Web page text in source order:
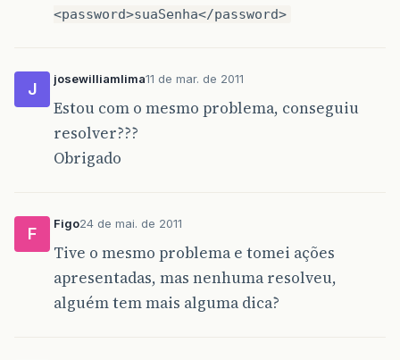
<password>suaSenha</password>
J
josewilliamlima11 de mar. de 2011
Estou com o mesmo problema, conseguiu
resolver???
Obrigado
F
Figo24 de mai. de 2011
Tive o mesmo problema e tomei ações
apresentadas, mas nenhuma resolveu,
alguém tem mais alguma dica?